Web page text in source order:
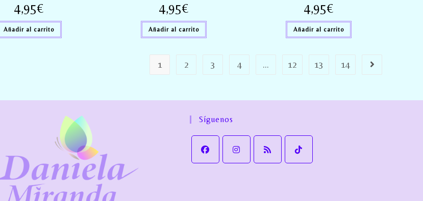
4,95€
Añadir al carrito
4,95€
Añadir al carrito
4,95€
Añadir al carrito
1 2 3 4 … 12 13 14
Síguenos